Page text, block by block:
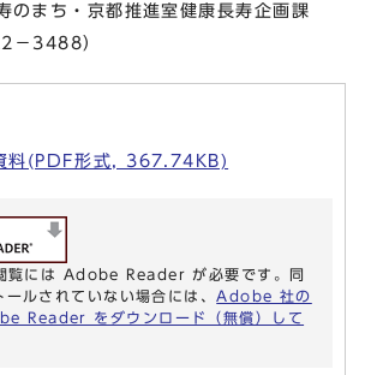
のまち・京都推進室健康長寿企画課
－3488）
料(PDF形式, 367.74KB)
覧には Adobe Reader が必要です。同
ールされていない場合には、Adobe 社の
Reader をダウンロード（無償）して